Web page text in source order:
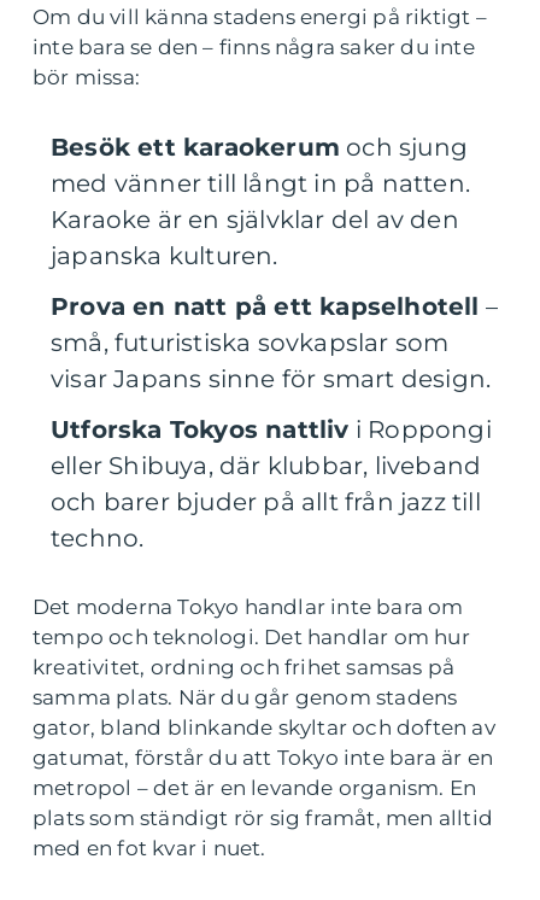
Om du vill känna stadens energi på riktigt –
inte bara se den – finns några saker du inte
bör missa:
Besök ett karaokerum och sjung
med vänner till långt in på natten.
Karaoke är en självklar del av den
japanska kulturen.
Prova en natt på ett kapselhotell –
små, futuristiska sovkapslar som
visar Japans sinne för smart design.
Utforska Tokyos nattliv i Roppongi
eller Shibuya, där klubbar, liveband
och barer bjuder på allt från jazz till
techno.
Det moderna Tokyo handlar inte bara om
tempo och teknologi. Det handlar om hur
kreativitet, ordning och frihet samsas på
samma plats. När du går genom stadens
gator, bland blinkande skyltar och doften av
gatumat, förstår du att Tokyo inte bara är en
metropol – det är en levande organism. En
plats som ständigt rör sig framåt, men alltid
med en fot kvar i nuet.